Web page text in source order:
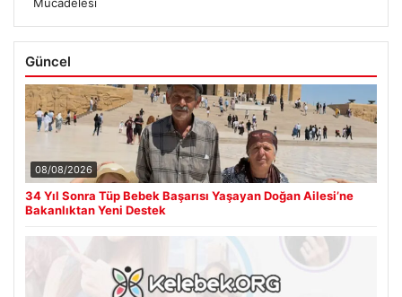
Güncel
08/08/2026
34 Yıl Sonra Tüp Bebek Başarısı Yaşayan Doğan Ailesi’ne
Bakanlıktan Yeni Destek